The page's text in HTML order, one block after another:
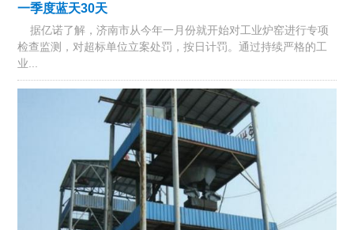
一季度蓝天30天
据亿诺了解，济南市从今年一月份就开始对工业炉窑进行专项
检查监测，对超标单位立案处罚，按日计罚。通过持续严格的工
业...